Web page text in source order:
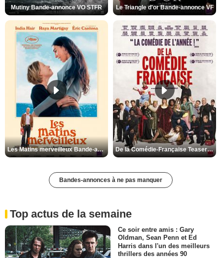
Mutiny Bande-annonce VO STFR Le Triangle d'or Bande-annonce VF
Les Matins merveilleux Bande-annonce VF De la Comédie-Française Teaser VF
Bandes-annonces à ne pas manquer
Top actus de la semaine
Ce soir entre amis : Gary
Oldman, Sean Penn et Ed
Harris dans l'un des meilleurs
thrillers des années 90